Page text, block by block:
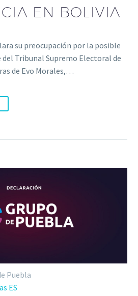
EN BOLIVIA
su preocupación por la posible
Tribunal Supremo Electoral de
de Evo Morales,…
Puebla
ES